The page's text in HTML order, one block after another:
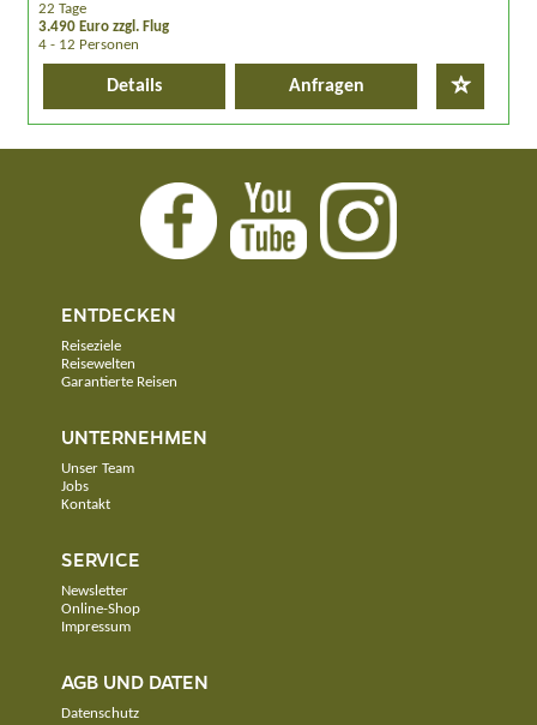
22 Tage
3.490 Euro zzgl. Flug
4 - 12 Personen
Details Anfragen
ENTDECKEN
Reiseziele
Reisewelten
Garantierte Reisen
UNTERNEHMEN
Unser Team
Jobs
Kontakt
SERVICE
Newsletter
Online-Shop
Impressum
AGB UND DATEN
Datenschutz